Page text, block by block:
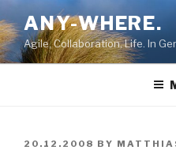
Skip
to
content
ANY-WHERE.
Agile, Collaboration, Life. In
POSTED
20.12.2008 BY